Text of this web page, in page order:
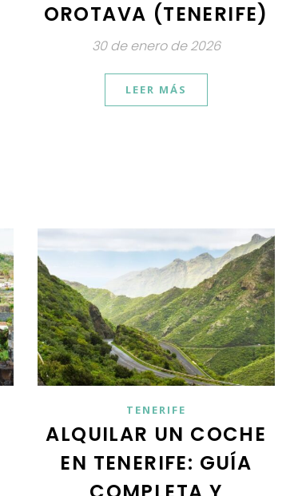
OROTAVA (TENERIFE)
30 de enero de 2026
LEER MÁS
TENERIFE
ALQUILAR UN COCHE
EN TENERIFE: GUÍA